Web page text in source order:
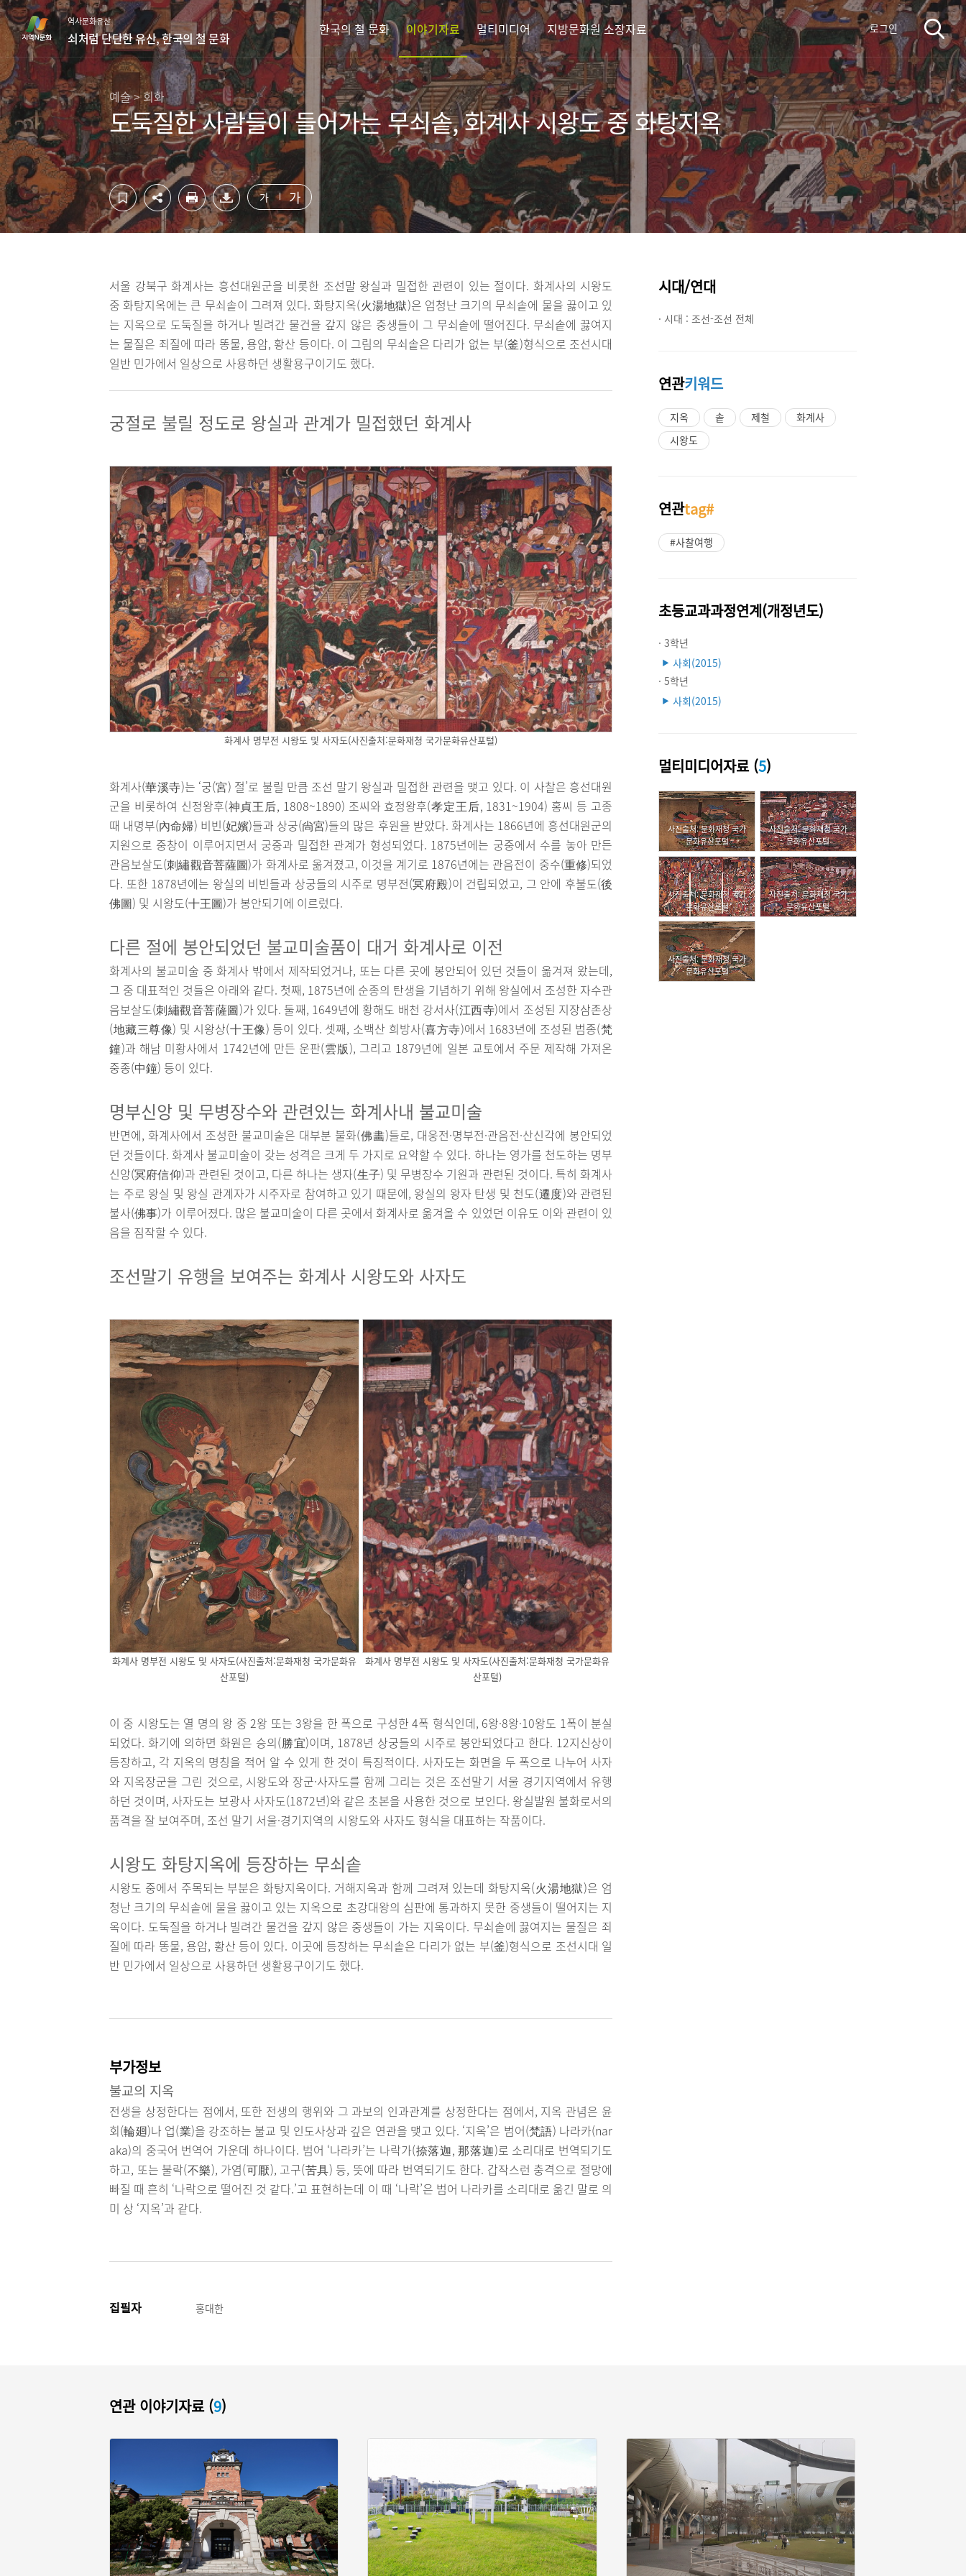
컨
텐
츠
영
역
바
로
가
기
하
단
영
역
바
로
가
기
역사문화유산
쇠처럼 단단한 유산, 한국의 철 문화
한국의 철 문화 이야기자료 멀티미디어 지방문화원 소장자료 로그인
예술 > 회화
도둑질한 사람들이 들어가는 무쇠솥, 화계사 시왕도 중 화탕지옥
가 가
서울 강북구 화계사는 흥선대원군을 비롯한 조선말 왕실과 밀접한 관련이 있는 절이다. 화계사의 시왕도
중 화탕지옥에는 큰 무쇠솥이 그려져 있다. 화탕지옥(火湯地獄)은 엄청난 크기의 무쇠솥에 물을 끓이고 있
는 지옥으로 도둑질을 하거나 빌려간 물건을 갚지 않은 중생들이 그 무쇠솥에 떨어진다. 무쇠솥에 끓여지
는 물질은 죄질에 따라 똥물, 용암, 황산 등이다. 이 그림의 무쇠솥은 다리가 없는 부(釜)형식으로 조선시대
일반 민가에서 일상으로 사용하던 생활용구이기도 했다.
궁절로 불릴 정도로 왕실과 관계가 밀접했던 화계사
화계사 명부전 시왕도 및 사자도(사진출처:문화재청 국가문화유산포털)
화계사(華溪寺)는 ‘궁(宮) 절’로 불릴 만큼 조선 말기 왕실과 밀접한 관련을 맺고 있다. 이 사찰은 흥선대원
군을 비롯하여 신정왕후(神貞王后, 1808~1890) 조씨와 효정왕후(孝定王后, 1831~1904) 홍씨 등 고종
때 내명부(內命婦) 비빈(妃嬪)들과 상궁(尙宮)들의 많은 후원을 받았다. 화계사는 1866년에 흥선대원군의
지원으로 중창이 이루어지면서 궁중과 밀접한 관계가 형성되었다. 1875년에는 궁중에서 수를 놓아 만든
관음보살도(刺繡觀音菩薩圖)가 화계사로 옮겨졌고, 이것을 계기로 1876년에는 관음전이 중수(重修)되었
다. 또한 1878년에는 왕실의 비빈들과 상궁들의 시주로 명부전(冥府殿)이 건립되었고, 그 안에 후불도(後
佛圖) 및 시왕도(十王圖)가 봉안되기에 이르렀다.
다른 절에 봉안되었던 불교미술품이 대거 화계사로 이전
화계사의 불교미술 중 화계사 밖에서 제작되었거나, 또는 다른 곳에 봉안되어 있던 것들이 옮겨져 왔는데,
그 중 대표적인 것들은 아래와 같다. 첫째, 1875년에 순종의 탄생을 기념하기 위해 왕실에서 조성한 자수관
음보살도(刺繡觀音菩薩圖)가 있다. 둘째, 1649년에 황해도 배천 강서사(江西寺)에서 조성된 지장삼존상
(地藏三尊像) 및 시왕상(十王像) 등이 있다. 셋째, 소백산 희방사(喜方寺)에서 1683년에 조성된 범종(梵
鐘)과 해남 미황사에서 1742년에 만든 운판(雲版), 그리고 1879년에 일본 교토에서 주문 제작해 가져온
중종(中鐘) 등이 있다.
명부신앙 및 무병장수와 관련있는 화계사내 불교미술
반면에, 화계사에서 조성한 불교미술은 대부분 불화(佛畵)들로, 대웅전·명부전·관음전·산신각에 봉안되었
던 것들이다. 화계사 불교미술이 갖는 성격은 크게 두 가지로 요약할 수 있다. 하나는 영가를 천도하는 명부
신앙(冥府信仰)과 관련된 것이고, 다른 하나는 생자(生子) 및 무병장수 기원과 관련된 것이다. 특히 화계사
는 주로 왕실 및 왕실 관계자가 시주자로 참여하고 있기 때문에, 왕실의 왕자 탄생 및 천도(遷度)와 관련된
불사(佛事)가 이루어졌다. 많은 불교미술이 다른 곳에서 화계사로 옮겨올 수 있었던 이유도 이와 관련이 있
음을 짐작할 수 있다.
조선말기 유행을 보여주는 화계사 시왕도와 사자도
화계사 명부전 시왕도 및 사자도(사진출처:문화재청 국가문화유
산포털)
화계사 명부전 시왕도 및 사자도(사진출처:문화재청 국가문화유
산포털)
이 중 시왕도는 열 명의 왕 중 2왕 또는 3왕을 한 폭으로 구성한 4폭 형식인데, 6왕·8왕·10왕도 1폭이 분실
되었다. 화기에 의하면 화원은 승의(勝宜)이며, 1878년 상궁들의 시주로 봉안되었다고 한다. 12지신상이
등장하고, 각 지옥의 명칭을 적어 알 수 있게 한 것이 특징적이다. 사자도는 화면을 두 폭으로 나누어 사자
와 지옥장군을 그린 것으로, 시왕도와 장군·사자도를 함께 그리는 것은 조선말기 서울 경기지역에서 유행
하던 것이며, 사자도는 보광사 사자도(1872년)와 같은 초본을 사용한 것으로 보인다. 왕실발원 불화로서의
품격을 잘 보여주며, 조선 말기 서울·경기지역의 시왕도와 사자도 형식을 대표하는 작품이다.
시왕도 화탕지옥에 등장하는 무쇠솥
시왕도 중에서 주목되는 부분은 화탕지옥이다. 거해지옥과 함께 그려져 있는데 화탕지옥(火湯地獄)은 엄
청난 크기의 무쇠솥에 물을 끓이고 있는 지옥으로 초강대왕의 심판에 통과하지 못한 중생들이 떨어지는 지
옥이다. 도둑질을 하거나 빌려간 물건을 갚지 않은 중생들이 가는 지옥이다. 무쇠솥에 끓여지는 물질은 죄
질에 따라 똥물, 용암, 황산 등이 있다. 이곳에 등장하는 무쇠솥은 다리가 없는 부(釜)형식으로 조선시대 일
반 민가에서 일상으로 사용하던 생활용구이기도 했다.
부가정보
불교의 지옥
전생을 상정한다는 점에서, 또한 전생의 행위와 그 과보의 인과관계를 상정한다는 점에서, 지옥 관념은 윤
회(輪廻)나 업(業)을 강조하는 불교 및 인도사상과 깊은 연관을 맺고 있다. ‘지옥’은 범어(梵語) 나라카(nar
aka)의 중국어 번역어 가운데 하나이다. 범어 ‘나라카’는 나락가(捺落迦, 那落迦)로 소리대로 번역되기도
하고, 또는 불락(不樂), 가염(可厭), 고구(苦具) 등, 뜻에 따라 번역되기도 한다. 갑작스런 충격으로 절망에
빠질 때 흔히 ‘나락으로 떨어진 것 같다.’고 표현하는데 이 때 ‘나락’은 범어 나라카를 소리대로 옮긴 말로 의
미 상 ‘지옥’과 같다.
집필자 홍대한
시대/연대
· 시대 : 조선-조선 전체
연관키워드
지옥 솥 제철
화계사
시왕도
연관tag#
#사찰여행
초등교과과정연계(개정년도)
· 3학년
▶ 사회(2015)
· 5학년
▶ 사회(2015)
멀티미디어자료 (5)
사진출처: 문화재청 국가
문화유산포털
사진출처: 문화재청 국가
문화유산포털
사진출처: 문화재청 국가
문화유산포털
사진출처: 문화재청 국가
문화유산포털
사진출처: 문화재청 국가
문화유산포털
연관 이야기자료 (9)